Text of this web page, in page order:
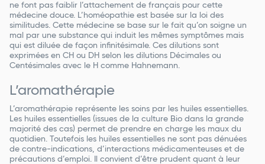
ne font pas faiblir l’attachement de français pour cette
médecine douce. L’homéopathie est basée sur la loi des
similitudes. Cette médecine se base sur le fait qu’on soigne un
mal par une substance qui induit les mêmes symptômes mais
qui est diluée de façon infinitésimale. Ces dilutions sont
exprimées en CH ou DH selon les dilutions Décimales ou
Centésimales avec le H comme Hahnemann.
L’aromathérapie
L’aromathérapie représente les soins par les huiles essentielles.
Les huiles essentielles (issues de la culture Bio dans la grande
majorité des cas) permet de prendre en charge les maux du
quotidien. Toutefois les huiles essentielles ne sont pas dénuées
de contre-indications, d’interactions médicamenteuses et de
précautions d’emploi. Il convient d’être prudent quant à leur